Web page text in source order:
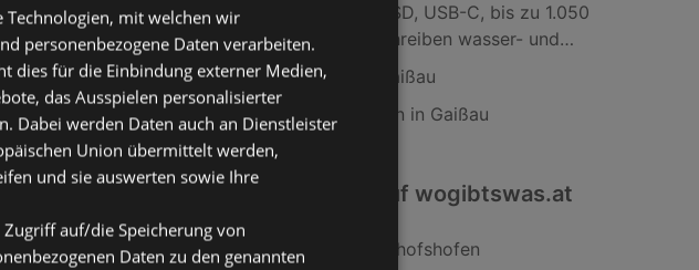
(tragbare NVMe SSD, USB-C, bis zu 1.050
MB/s lesen und schreiben wasser- und
staubbeständig) Schwarz; Festplatte
ADEG Filialen in Gaißau
SodaStream Filialen in Gaißau
Interessantes auf wogibtswas.at
Sport 2000 in Bischofshofen
Technologien, mit welchen wir
personenbezogene Daten verarbeiten.
dies für die Einbindung externer Medien,
das Ausspielen personalisierter
Dabei werden Daten auch an Dienstleister
Union übermittelt werden,
und sie auswerten sowie Ihre
auf/die Speicherung von
Daten zu den genannten